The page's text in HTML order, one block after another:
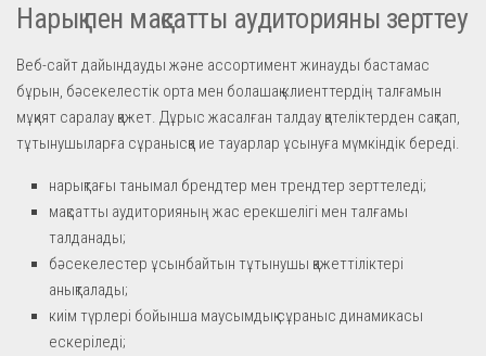
Нарық пен мақсатты аудиторияны зерттеу
Веб-сайт дайындауды және ассортимент жинауды бастамас
бұрын, бәсекелестік орта мен болашақ клиенттердің талғамын
мұқият саралау қажет. Дұрыс жасалған талдау қателіктерден сақтап,
тұтынушыларға сұранысқа ие тауарлар ұсынуға мүмкіндік береді.
нарықтағы танымал брендтер мен трендтер зерттеледі;
мақсатты аудиторияның жас ерекшелігі мен талғамы
талданады;
бәсекелестер ұсынбайтын тұтынушы қажеттіліктері
анықталады;
киім түрлері бойынша маусымдық сұраныс динамикасы
ескеріледі;